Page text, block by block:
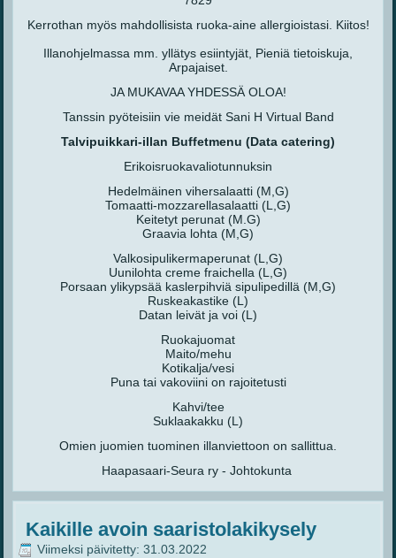
Kerrothan myös mahdollisista ruoka-aine allergioistasi. Kiitos!
Illanohjelmassa mm. yllätys esiintyjät, Pieniä tietoiskuja,
Arpajaiset.
JA MUKAVAA YHDESSÄ OLOA!
Tanssin pyöteisiin vie meidät Sani H Virtual Band
Talvipuikkari-illan Buffetmenu (Data catering)
Erikoisruokavaliotunnuksin
Hedelmäinen vihersalaatti (M,G)
Tomaatti-mozzarellasalaatti (L,G)
Keitetyt perunat (M.G)
Graavia lohta (M,G)
Valkosipulikermaperunat (L,G)
Uunilohta creme fraichella (L,G)
Porsaan ylikypsää kaslerpihviä sipulipedillä (M,G)
Ruskeakastike (L)
Datan leivät ja voi (L)
Ruokajuomat
Maito/mehu
Kotikalja/vesi
Puna tai vakoviini on rajoitetusti
Kahvi/tee
Suklaakakku (L)
Omien juomien tuominen illanviettoon on sallittua.
Haapasaari-Seura ry - Johtokunta
Kaikille avoin saaristolakikysely
Viimeksi päivitetty: 31.03.2022